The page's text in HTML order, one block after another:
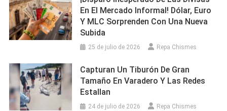
En El Mercado Informal! Dólar, Euro
Y MLC Sorprenden Con Una Nueva
Subida
25 de julio de 2026 Repa Chismes
Capturan Un Tiburón De Gran
Tamaño En Varadero Y Las Redes
Estallan
24 de julio de 2026 Repa Chismes